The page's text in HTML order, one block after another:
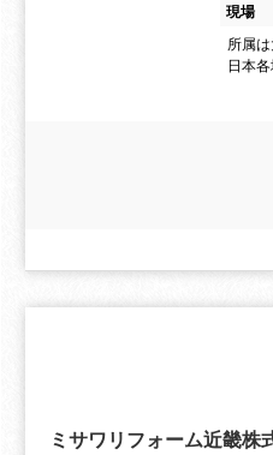
現場
所属
日本
ミサワリフォーム近畿株